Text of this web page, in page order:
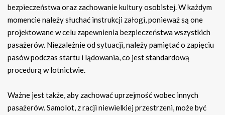
bezpieczeństwa oraz zachowanie kultury osobistej. W każdym
momencie należy słuchać instrukcji załogi, ponieważ są one
projektowane w celu zapewnienia bezpieczeństwa wszystkich
pasażerów. Niezależnie od sytuacji, należy pamiętać o zapięciu
pasów podczas startu i lądowania, co jest standardową
procedurą w lotnictwie.
Ważne jest także, aby zachować uprzejmość wobec innych
pasażerów. Samolot, z racji niewielkiej przestrzeni, może być